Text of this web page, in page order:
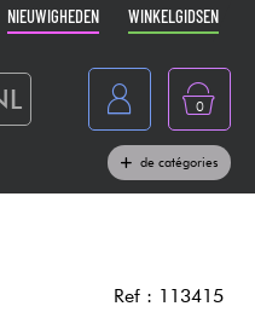
NIEUWIGHEDEN WINKELGIDSEN
0
de catégories
Ref : 113415